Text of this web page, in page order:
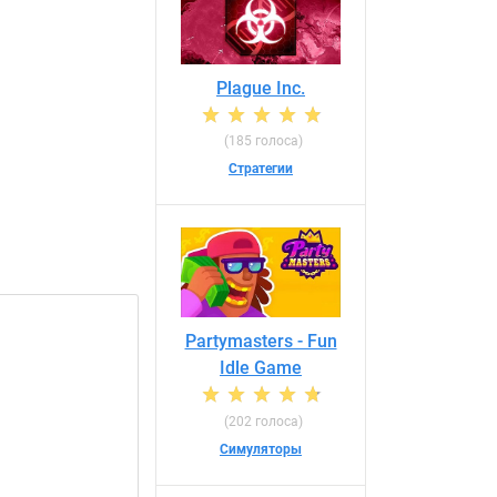
Plague Inc.
(185 голоса)
Стратегии
Partymasters - Fun
Idle Game
(202 голоса)
Симуляторы